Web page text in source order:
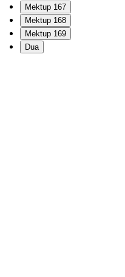
Mektup 167
Mektup 168
Mektup 169
Dua